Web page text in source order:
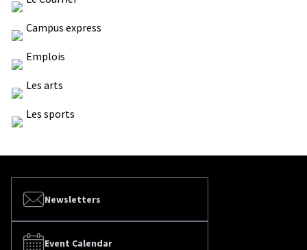
Campus express
Emplois
Les arts
Les sports
Newsletters
Event Calendar